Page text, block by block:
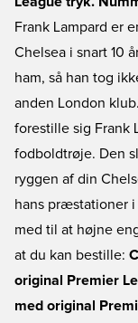
Frank Lampard er
Chelsea i snart 10
ham, så han tog
anden London
forestille sig Frank
fodboldtrøje. Den
ryggen af din
hans præstationer i
med til at højne
at du kan bestille:
original Premier
med original